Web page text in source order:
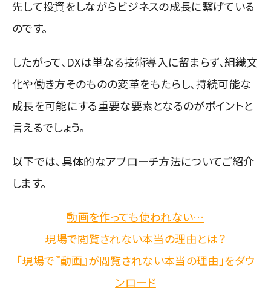
先して投資をしながらビジネスの成長に繋げている
のです。
したがって、DXは単なる技術導入に留まらず、組織文
化や働き方そのものの変革をもたらし、持続可能な
成長を可能にする重要な要素となるのがポイントと
言えるでしょう。
以下では、具体的なアプローチ方法についてご紹介
します。
動画を作っても使われない…
現場で閲覧されない本当の理由とは？
「現場で『動画』が閲覧されない本当の理由」をダウ
ンロード